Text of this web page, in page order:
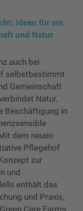
Ideen für ein
und Natur
auch bei
selbstbestimmt
Gemeinschaft
Natur,
Beschäftigung in
dem neuen
Pflegehof
zur
und
enthält das
und Praxis,
Care Farms